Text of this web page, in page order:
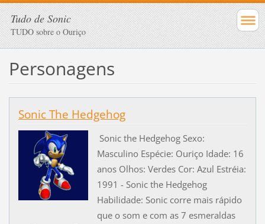
Tudo de Sonic
TUDO sobre o Ouriço
Personagens
Sonic The Hedgehog
Sonic the Hedgehog Sexo:
Masculino Espécie: Ouriço Idade: 16
anos Olhos: Verdes Cor: Azul Estréia:
1991 - Sonic the Hedgehog
Habilidade: Sonic corre mais rápido
que o som e com as 7 esmeraldas